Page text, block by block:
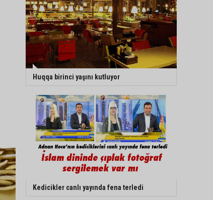
Huqqa birinci yaşını kutluyor
Kedicikler canlı yayında fena terledi